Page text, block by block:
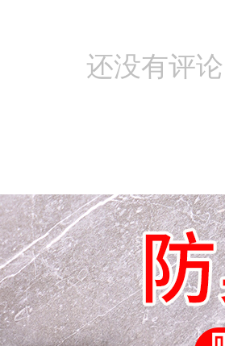
还没有评